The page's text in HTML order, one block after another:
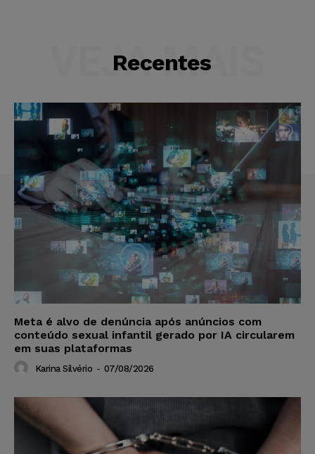
Recentes
VEJA MAIS
Meta é alvo de denúncia após anúncios com
conteúdo sexual infantil gerado por IA circularem
em suas plataformas
Karina Silvério - 07/08/2026